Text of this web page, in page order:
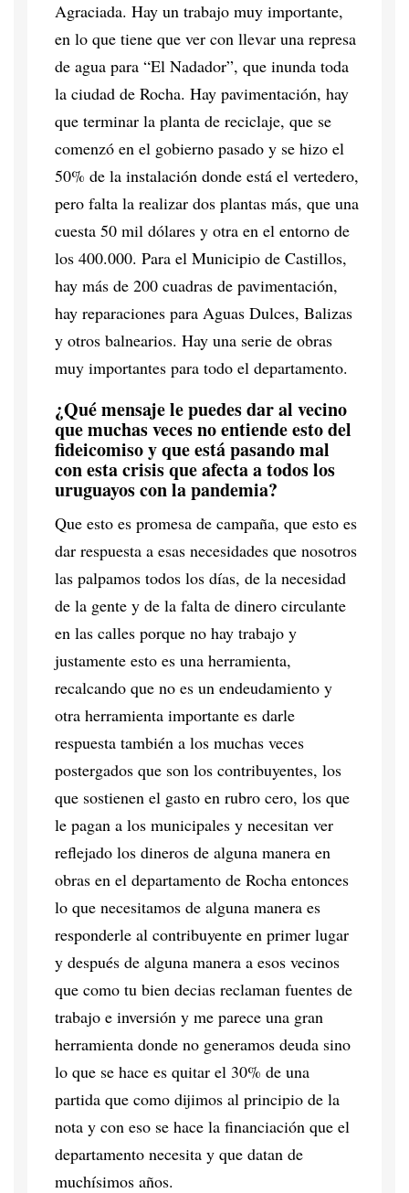
Agraciada. Hay un trabajo muy importante,
en lo que tiene que ver con llevar una represa
de agua para “El Nadador”, que inunda toda
la ciudad de Rocha. Hay pavimentación, hay
que terminar la planta de reciclaje, que se
comenzó en el gobierno pasado y se hizo el
50% de la instalación donde está el vertedero,
pero falta la realizar dos plantas más, que una
cuesta 50 mil dólares y otra en el entorno de
los 400.000. Para el Municipio de Castillos,
hay más de 200 cuadras de pavimentación,
hay reparaciones para Aguas Dulces, Balizas
y otros balnearios. Hay una serie de obras
muy importantes para todo el departamento.
¿Qué mensaje le puedes dar al vecino
que muchas veces no entiende esto del
fideicomiso y que está pasando mal
con esta crisis que afecta a todos los
uruguayos con la pandemia?
Que esto es promesa de campaña, que esto es
dar respuesta a esas necesidades que nosotros
las palpamos todos los días, de la necesidad
de la gente y de la falta de dinero circulante
en las calles porque no hay trabajo y
justamente esto es una herramienta,
recalcando que no es un endeudamiento y
otra herramienta importante es darle
respuesta también a los muchas veces
postergados que son los contribuyentes, los
que sostienen el gasto en rubro cero, los que
le pagan a los municipales y necesitan ver
reflejado los dineros de alguna manera en
obras en el departamento de Rocha entonces
lo que necesitamos de alguna manera es
responderle al contribuyente en primer lugar
y después de alguna manera a esos vecinos
que como tu bien decias reclaman fuentes de
trabajo e inversión y me parece una gran
herramienta donde no generamos deuda sino
lo que se hace es quitar el 30% de una
partida que como dijimos al principio de la
nota y con eso se hace la financiación que el
departamento necesita y que datan de
muchísimos años.